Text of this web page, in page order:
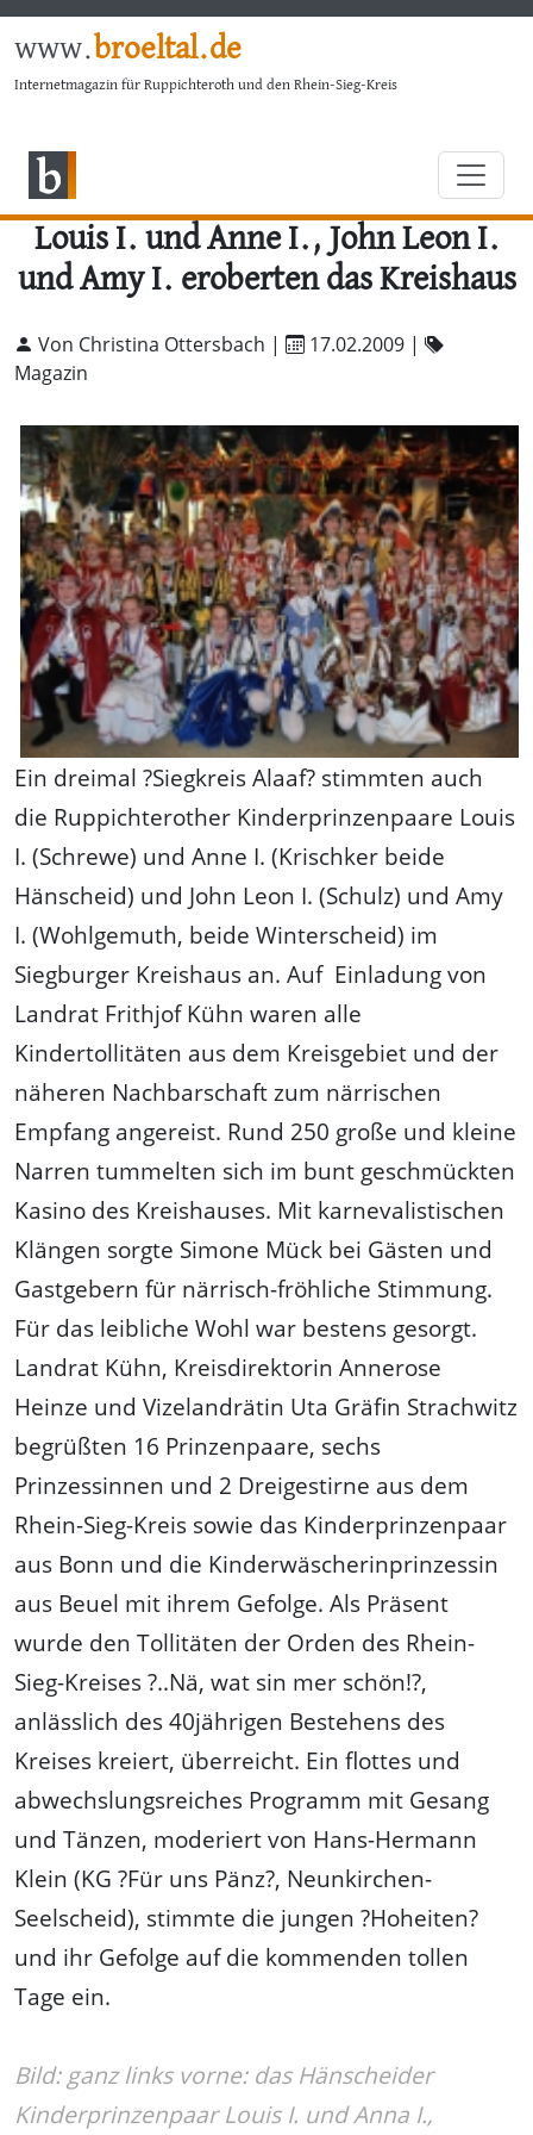
www.broeltal.de
Internetmagazin für Ruppichteroth und den Rhein-Sieg-Kreis
Louis I. und Anne I., John Leon I.
und Amy I. eroberten das Kreishaus
Von Christina Ottersbach | 17.02.2009 |
Magazin
Ein dreimal ?Siegkreis Alaaf? stimmten auch
die Ruppichterother Kinderprinzenpaare Louis
I. (Schrewe) und Anne I. (Krischker beide
Hänscheid) und John Leon I. (Schulz) und Amy
I. (Wohlgemuth, beide Winterscheid) im
Siegburger Kreishaus an. Auf Einladung von
Landrat Frithjof Kühn waren alle
Kindertollitäten aus dem Kreisgebiet und der
näheren Nachbarschaft zum närrischen
Empfang angereist. Rund 250 große und kleine
Narren tummelten sich im bunt geschmückten
Kasino des Kreishauses. Mit karnevalistischen
Klängen sorgte Simone Mück bei Gästen und
Gastgebern für närrisch-fröhliche Stimmung.
Für das leibliche Wohl war bestens gesorgt.
Landrat Kühn, Kreisdirektorin Annerose
Heinze und Vizelandrätin Uta Gräfin Strachwitz
begrüßten 16 Prinzenpaare, sechs
Prinzessinnen und 2 Dreigestirne aus dem
Rhein-Sieg-Kreis sowie das Kinderprinzenpaar
aus Bonn und die Kinderwäscherinprinzessin
aus Beuel mit ihrem Gefolge. Als Präsent
wurde den Tollitäten der Orden des Rhein-
Sieg-Kreises ?..Nä, wat sin mer schön!?,
anlässlich des 40jährigen Bestehens des
Kreises kreiert, überreicht. Ein flottes und
abwechslungsreiches Programm mit Gesang
und Tänzen, moderiert von Hans-Hermann
Klein (KG ?Für uns Pänz?, Neunkirchen-
Seelscheid), stimmte die jungen ?Hoheiten?
und ihr Gefolge auf die kommenden tollen
Tage ein.
Bild: ganz links vorne: das Hänscheider
Kinderprinzenpaar Louis I. und Anna I.,